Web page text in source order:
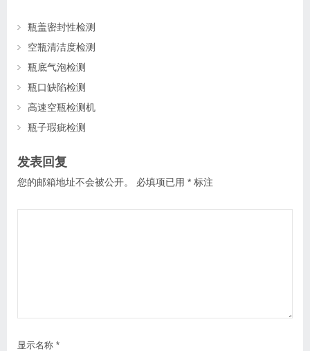
瓶盖密封性检测
空瓶清洁度检测
瓶底气泡检测
瓶口缺陷检测
高速空瓶检测机
瓶子瑕疵检测
发表回复
您的邮箱地址不会被公开。 必填项已用 * 标注
显示名称 *